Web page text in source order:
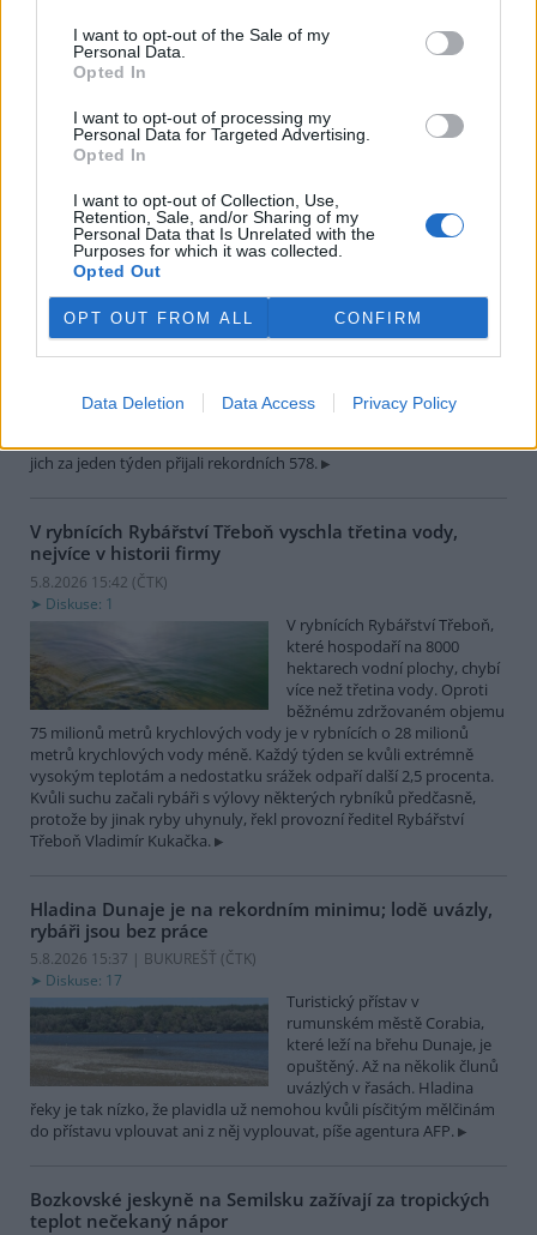
I want to opt-out of the Sale of my
Personal Data.
Opted In
I want to opt-out of processing my
Personal Data for Targeted Advertising.
Opted In
I want to opt-out of Collection, Use,
Retention, Sale, and/or Sharing of my
Personal Data that Is Unrelated with the
Purposes for which it was collected.
Opted Out
OPT OUT FROM ALL CONFIRM
Data Deletion Data Access Privacy Policy
pobřežní stráž s policií zabavily
jejich loď, která pronásledovala velrybářské plavidlo. Pasažéři lodi
patřící nadaci kanadsko-amerického ekologického aktivisty Paula
Watsona jsou od té doby zadržováni v Reykjavíku. Sám Watson na
palubě nebyl. Píše o tom agentura AFP s odvoláním na islandskou
policii.
Záchranná stanice v Praze přijímá kvůli vedrům více
volně žijících zvířat
5.8.2026 17:40 | PRAHA (
teplotám pracovníci pražské
záchranné stanice pro volně
žijící živočichy přijímají více
dehydratovaná a vysílená mláďata ptáků nebo veverek. ČTK to
sdělila mluvčí stanice Petra Fišerová. Během současné vlny veder
jich za jeden týden přijali rekordních 578.
V rybnících Rybářství Třeboň vyschla třetina vody,
nejvíce v historii firmy
5.8.2026 15:42 (ČTK)
Diskuse: 1
V rybnících Rybářství Třeboň,
které hospodaří na 8000
hektarech vodní plochy, chybí
více než třetina vody. Oproti
běžnému zdržovaném objemu
75 milionů metrů krychlových vody je v rybnících o 28 milionů
metrů krychlových vody méně. Každý týden se kvůli extrémně
vysokým teplotám a nedostatku srážek odpaří další 2,5 procenta.
Kvůli suchu začali rybáři s výlovy některých rybníků předčasně,
protože by jinak ryby uhynuly, řekl provozní ředitel Rybářství
Třeboň Vladimír Kukačka.
Hladina Dunaje je na rekordním minimu; lodě uvázly,
rybáři jsou bez práce
5.8.2026 15:37 | BUKUREŠŤ (ČTK)
Diskuse: 17
Turistický přístav v
rumunském městě Corabia,
které leží na břehu Dunaje, je
opuštěný. Až na několik člunů
uvázlých v řasách. Hladina
řeky je tak nízko, že plavidla už nemohou kvůli písčitým mělčinám
do přístavu vplouvat ani z něj vyplouvat, píše agentura AFP.
Bozkovské jeskyně na Semilsku zažívají za tropických
teplot nečekaný nápor